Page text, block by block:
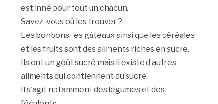
est inné pour tout un chacun.
Savez-vous où les trouver ?
Les bonbons, les gâteaux ainsi que les céréales
et les fruits sont des aliments riches en sucre.
Ils ont un goût sucré mais il existe d’autres
aliments qui contiennent du sucre.
Il s’agit notamment des légumes et des